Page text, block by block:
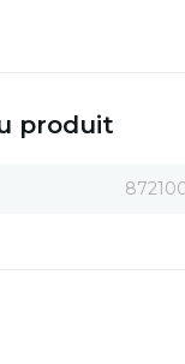
produit